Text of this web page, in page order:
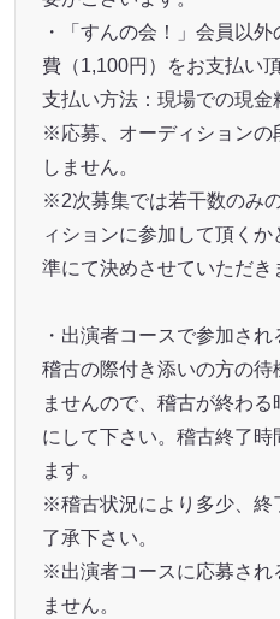
・「すんの会！」会員以
費（1,100円）をお支払い頂
支払い方法：現場での現金
※応募、オーディションの
しません。
※2次募集では若干数のみ
ィションに参加して頂く
準にて決めさせていただき
・出演者コースで参加され
稽古の際付き添いの方の待
ませんので、稽古が終わ
にして下さい。稽古終了
ます。
※稽古状況により多少、終
了承下さい。
※出演者コースに応募され
ません。